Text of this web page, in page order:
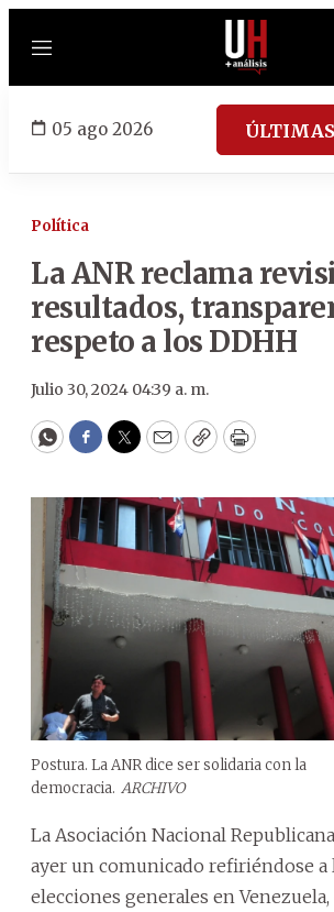
Menú
05 ago 2026
Política
La ANR reclama
resultados,
respeto a los DDHH
Julio 30, 2024 04:39 a. m.
WhatsApp
Facebook
Twitter
EmailCopyPrint
Postura. La ANR dice ser solidaria con la
democracia. ARCHIVO
La Asociación Nacional
ayer un comunicado refiriéndose a
elecciones generales en